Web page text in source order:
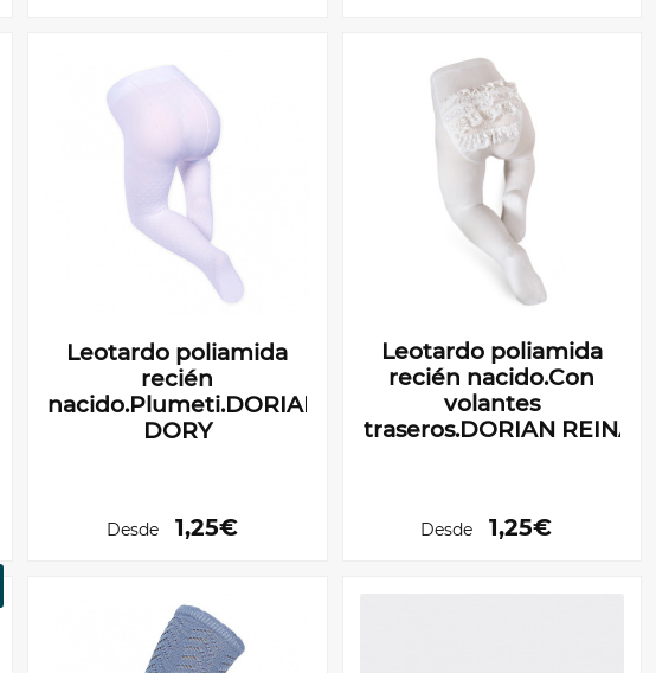
Leotardo poliamida
recién
nacido.Plumeti.DORIAN
DORY
Desde 1,25€
Leotardo poliamida
recién nacido.Con
volantes
traseros.DORIAN REINA
Desde 1,25€